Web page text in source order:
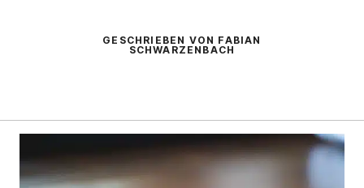
GESCHRIEBEN VON FABIAN
SCHWARZENBACH